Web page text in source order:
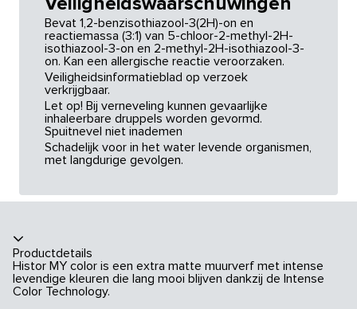
Bevat 1,2-benzisothiazool-3(2H)-on en
reactiemassa (3:1) van 5-chloor-2-methyl-2H-
isothiazool-3-on en 2-methyl-2H-isothiazool-3-
on. Kan een allergische reactie veroorzaken.
Veiligheidsinformatieblad op verzoek
verkrijgbaar.
Let op! Bij verneveling kunnen gevaarlijke
inhaleerbare druppels worden gevormd.
Spuitnevel niet inademen
Schadelijk voor in het water levende organismen,
met langdurige gevolgen.
Productdetails
Histor MY color is een extra matte muurverf met intense
levendige kleuren die lang mooi blijven dankzij de Intense
Color Technology.